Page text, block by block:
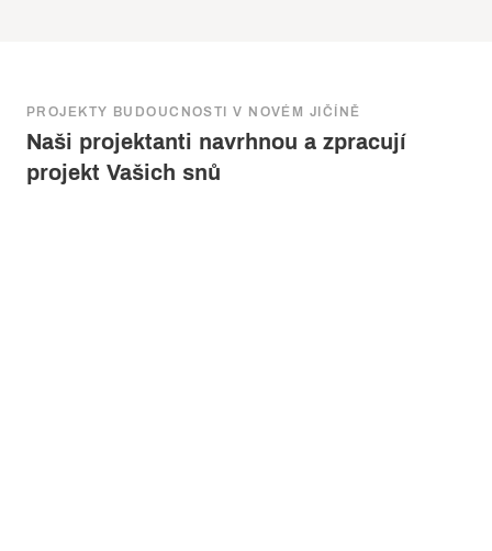
PROJEKTY BUDOUCNOSTI V NOVÉM JIČÍNĚ
Naši projektanti navrhnou a zpracují
projekt Vašich snů